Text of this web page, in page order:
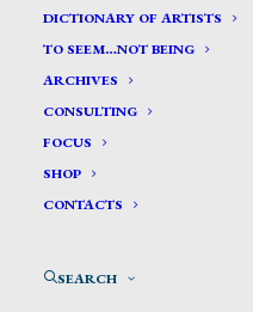
DICTIONARY OF ARTISTS
TO SEEM…NOT BEING
ARCHIVES
CONSULTING
FOCUS
SHOP
CONTACTS
SEARCH
Baccalario
ANGELO